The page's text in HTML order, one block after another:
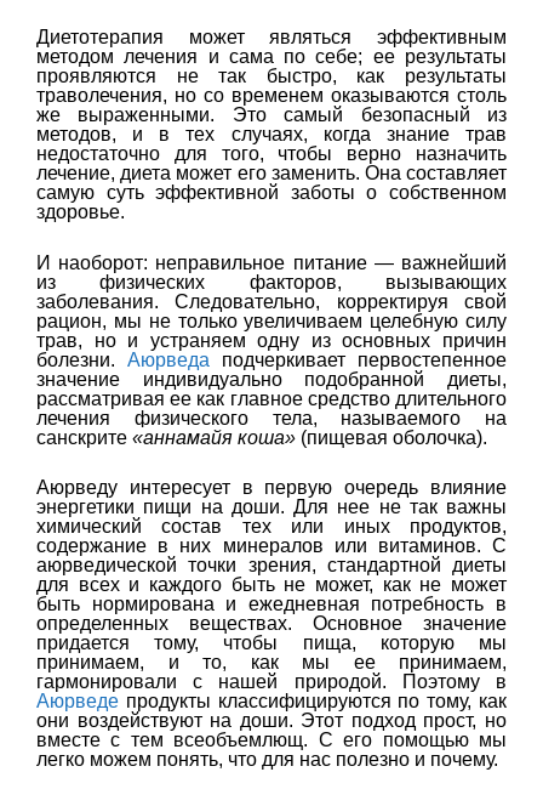
Диетотерапия может являться эффективным
методом лечения и сама по себе; ее результаты
проявляются не так быстро, как результаты
траволечения, но со временем оказываются столь
же выраженными. Это самый безопасный из
методов, и в тех случаях, когда знание трав
недостаточно для того, чтобы верно назначить
лечение, диета может его заменить. Она составляет
самую суть эффективной заботы о собственном
здоровье.
И наоборот: неправильное питание — важнейший
из физических факторов, вызывающих
заболевания. Следовательно, корректируя свой
рацион, мы не только увеличиваем целебную силу
трав, но и устраняем одну из основных причин
болезни. Аюрведа подчеркивает первостепенное
значение индивидуально подобранной диеты,
рассматривая ее как главное средство длительного
лечения физического тела, называемого на
санскрите «аннамайя коша» (пищевая оболочка).
Аюрведу интересует в первую очередь влияние
энергетики пищи на доши. Для нее не так важны
химический состав тех или иных продуктов,
содержание в них минералов или витаминов. С
аюрведической точки зрения, стандартной диеты
для всех и каждого быть не может, как не может
быть нормирована и ежедневная потребность в
определенных веществах. Основное значение
придается тому, чтобы пища, которую мы
принимаем, и то, как мы ее принимаем,
гармонировали с нашей природой. Поэтому в
Аюрведе продукты классифицируются по тому, как
они воздействуют на доши. Этот подход прост, но
вместе с тем всеобъемлющ. С его помощью мы
легко можем понять, что для нас полезно и почему.